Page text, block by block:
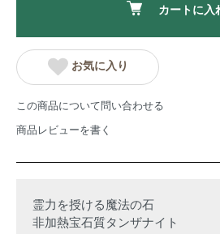
カートに入
お気に入り
この商品について問い合わせる
商品レビューを書く
霊力を授ける魔法の石
非加熱宝石質タンザナイト